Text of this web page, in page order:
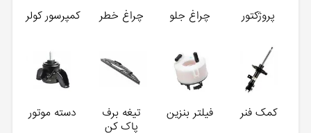
پروژکتور چراغ جلو چراغ خطر کمپرسور کولر
کمک فنر فیلتر بنزین
تیغه برف
پاک کن
دسته موتور